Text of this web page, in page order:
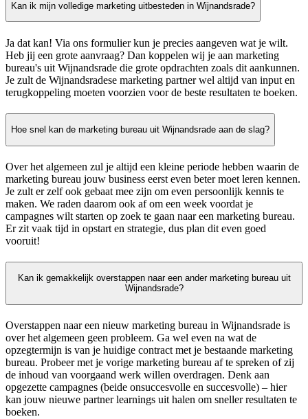
Kan ik mijn volledige marketing uitbesteden in Wijnandsrade?
Ja dat kan! Via ons formulier kun je precies aangeven wat je wilt.
Heb jij een grote aanvraag? Dan koppelen wij je aan marketing
bureau's uit Wijnandsrade die grote opdrachten zoals dit aankunnen.
Je zult de Wijnandsradese marketing partner wel altijd van input en
terugkoppeling moeten voorzien voor de beste resultaten te boeken.
Hoe snel kan de marketing bureau uit Wijnandsrade aan de slag?
Over het algemeen zul je altijd een kleine periode hebben waarin de
marketing bureau jouw business eerst even beter moet leren kennen.
Je zult er zelf ook gebaat mee zijn om even persoonlijk kennis te
maken. We raden daarom ook af om een week voordat je
campagnes wilt starten op zoek te gaan naar een marketing bureau.
Er zit vaak tijd in opstart en strategie, dus plan dit even goed
vooruit!
Kan ik gemakkelijk overstappen naar een ander marketing bureau uit
Wijnandsrade?
Overstappen naar een nieuw marketing bureau in Wijnandsrade is
over het algemeen geen probleem. Ga wel even na wat de
opzegtermijn is van je huidige contract met je bestaande marketing
bureau. Probeer met je vorige marketing bureau af te spreken of zij
de inhoud van voorgaand werk willen overdragen. Denk aan
opgezette campagnes (beide onsuccesvolle en succesvolle) – hier
kan jouw nieuwe partner learnings uit halen om sneller resultaten te
boeken.